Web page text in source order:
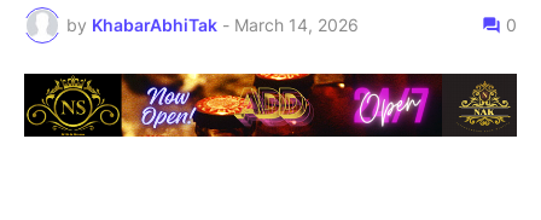
by KhabarAbhiTak - March 14, 2026 0